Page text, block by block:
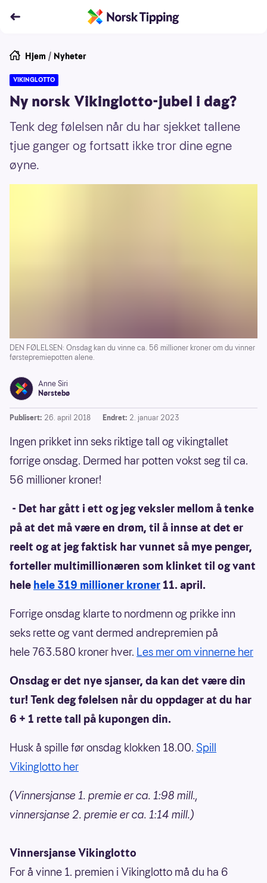
Hjem / Nyheter
VIKINGLOTTO
Ny norsk Vikinglotto-jubel i dag?
Tenk deg følelsen når du har sjekket tallene
tjue ganger og fortsatt ikke tror dine egne
øyne.
DEN FØLELSEN: Onsdag kan du vinne ca. 56 millioner kroner om du vinner
førstepremiepotten alene.
Anne Siri
Nørstebø
Publisert: 26. april 2018 Endret: 2. januar 2023
Ingen prikket inn seks riktige tall og vikingtallet
forrige onsdag. Dermed har potten vokst seg til ca.
56 millioner kroner!
- Det har gått i ett og jeg veksler mellom å tenke
på at det må være en drøm, til å innse at det er
reelt og at jeg faktisk har vunnet så mye penger,
forteller multimillionæren som klinket til og vant
hele hele 319 millioner kroner11. april.
Forrige onsdag klarte to nordmenn og prikke inn
seks rette og vant dermed andrepremien på
hele 763.580 kroner hver. Les mer om vinnerne her
Onsdag er det nye sjanser, da kan det være din
tur! Tenk deg følelsen når du oppdager at du har
6 + 1 rette tall på kupongen din.
Husk å spille før onsdag klokken 18.00. Spill
Vikinglotto her
(Vinnersjanse 1. premie er ca. 1:98 mill.,
vinnersjanse 2. premie er ca. 1:14 mill.)
Vinnersjanse Vikinglotto
For å vinne 1. premien i Vikinglotto må du ha 6